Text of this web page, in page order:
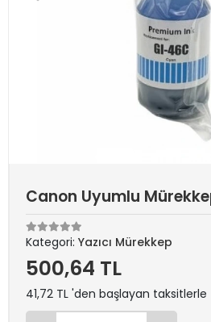
Canon Uyumlu
Kategori: Yazıcı Mürekkep
500,64 TL
41,72 TL 'den başlayan taksitlerle